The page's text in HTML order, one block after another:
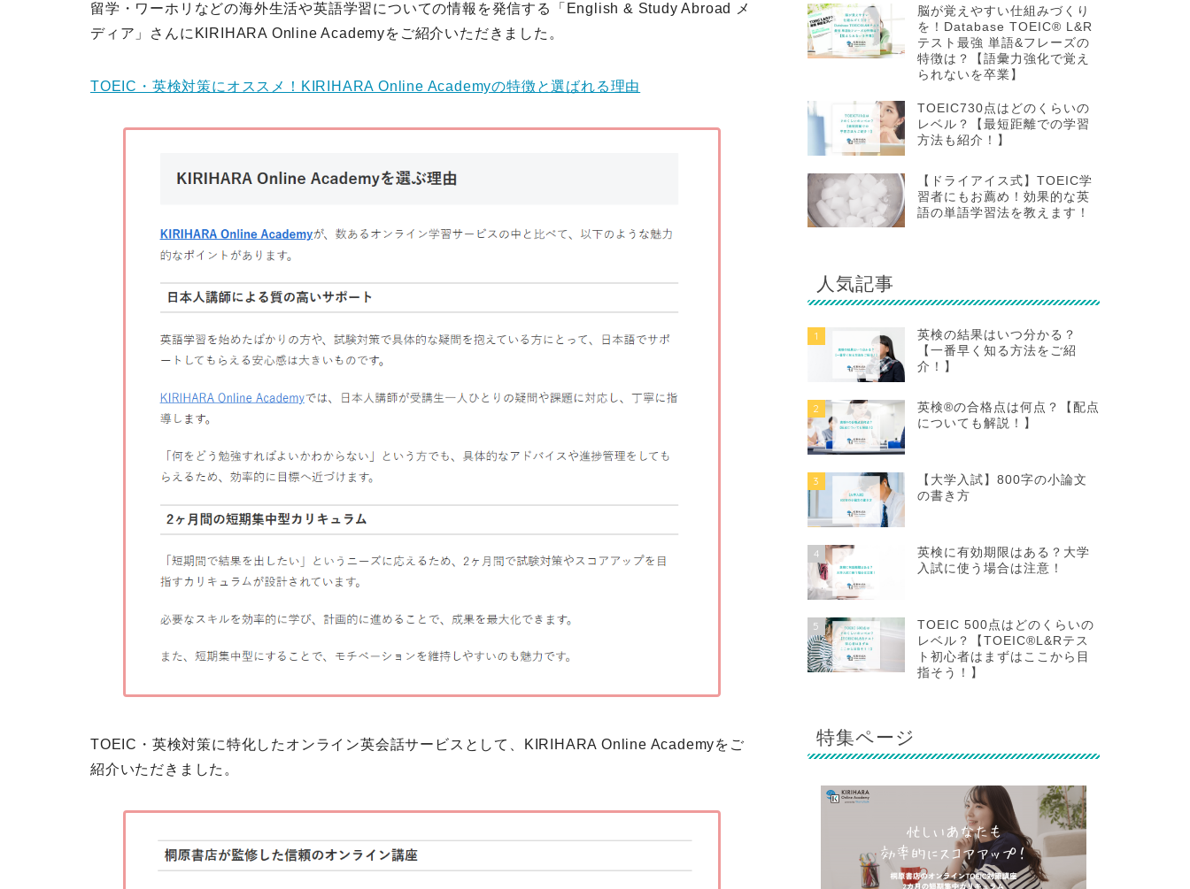
留学・ワーホリなどの海外生活や英語学習についての情報を発信する「 English & Study Abroad メ
ディア 」さんにKIRIHARA Online Academyをご紹介いただきました。
TOEIC・英検対策にオススメ！KIRIHARA Online Academyの特徴と選ばれる理由
TOEIC・英検対策に特化したオンライン英会話サービスとして、KIRIHARA Online Academyをご
紹介いただきました。
脳が覚えやすい仕組みづくり
を！Database TOEIC® L&R
テスト最強 単語&フレーズの
特徴は？【語彙力強化で覚え
られないを卒業】
TOEIC730点はどのくらいの
レベル？【最短距離での学習
方法も紹介！】
【ドライアイス式】TOEIC学
習者にもお薦め！効果的な英
語の単語学習法を教えます！
人気記事
1
英検の結果はいつ分かる？
【一番早く知る方法をご紹
介！】
2
英検®の合格点は何点？【配点
についても解説！】
3
【大学入試】800字の小論文
の書き方
4
英検に有効期限はある？大学
入試に使う場合は注意！
5
TOEIC 500点はどのくらいの
レベル？【TOEIC®L&Rテス
ト初心者はまずはここから目
指そう！】
特集ページ